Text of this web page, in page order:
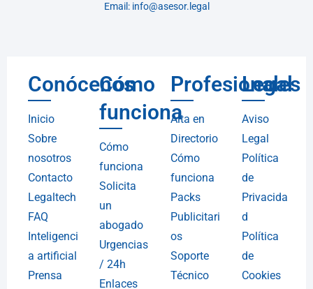
Email: info@asesor.legal
Conócenos
Inicio
Sobre
nosotros
Contacto
Legaltech
FAQ
Inteligenci
a artificial
Prensa
Cómo
funciona
Cómo
funciona
Solicita
un
abogado
Urgencias
/ 24h
Enlaces
Profesionales
Alta en
Directorio
Cómo
funciona
Packs
Publicitari
os
Soporte
Técnico
Legal
Aviso
Legal
Política
de
Privacida
d
Política
de
Cookies